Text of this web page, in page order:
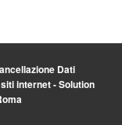
Dati
internet-Solution